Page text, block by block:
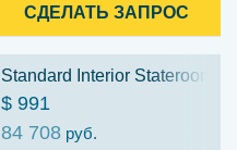
СДЕЛАТЬ ЗАПРОС
Standard Interior Stateroom:
$ 991
84 708 руб.